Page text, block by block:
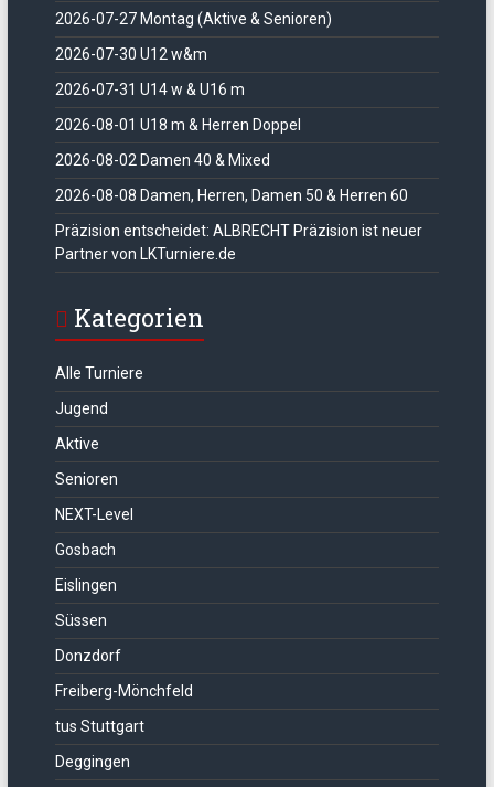
2026-07-27 Montag (Aktive & Senioren)
2026-07-30 U12 w&m
2026-07-31 U14 w & U16 m
2026-08-01 U18 m & Herren Doppel
2026-08-02 Damen 40 & Mixed
2026-08-08 Damen, Herren, Damen 50 & Herren 60
Präzision entscheidet: ALBRECHT Präzision ist neuer
Partner von LKTurniere.de
Kategorien
Alle Turniere
Jugend
Aktive
Senioren
NEXT-Level
Gosbach
Eislingen
Süssen
Donzdorf
Freiberg-Mönchfeld
tus Stuttgart
Deggingen